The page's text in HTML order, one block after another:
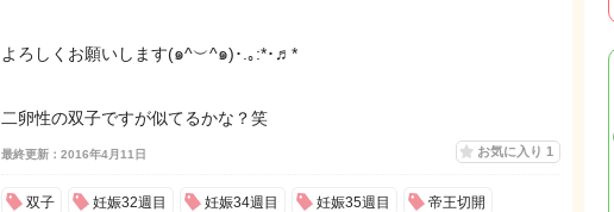
よろしくお願いします(๑^︶^๑)･.｡:*･♬*
二卵性の双子ですが似てるかな？笑
最終更新：2016年4月11日 お気に入り 1
双子 妊娠32週目 妊娠34週目 妊娠35週目 帝王切開